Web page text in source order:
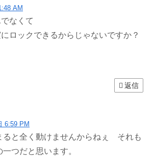
AM
なくて
ロックできるからじゃないですか？
返信
6:59 PM
ると全く動けませんからねぇ それも
つだと思います。